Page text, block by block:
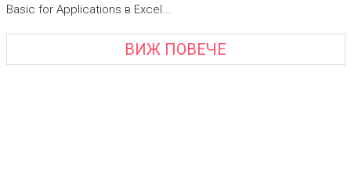
Basic for Applications в Excel...
ВИЖ ПОВЕЧЕ